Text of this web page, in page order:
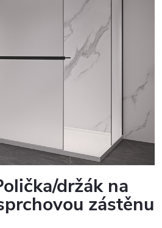
držák na
zástěnu